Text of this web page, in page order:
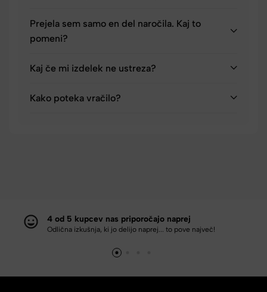
Prejela sem samo en del naročila. Kaj to
pomeni?
Kaj če mi izdelek ne ustreza?
Kako poteka vračilo?
4 od 5 kupcev nas priporočajo naprej
Odlična izkušnja, ki jo delijo naprej... to pove največ!